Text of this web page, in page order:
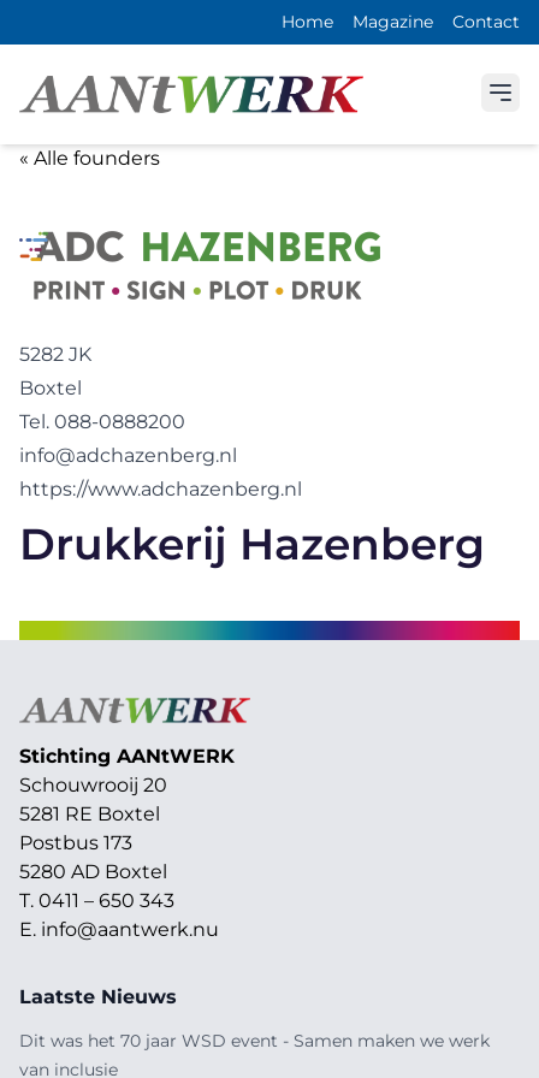
Home Magazine Contact
« Alle founders
5282 JK
Boxtel
Tel. 088-0888200
info@adchazenberg.nl
https://www.adchazenberg.nl
Drukkerij Hazenberg
Stichting AANtWERK
Schouwrooij 20
5281 RE Boxtel
Postbus 173
5280 AD Boxtel
T. 0411 – 650 343
E. info@aantwerk.nu
Laatste Nieuws
Dit was het 70 jaar WSD event - Samen maken we werk
van inclusie